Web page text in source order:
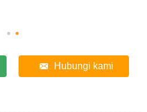
Hubungi kami